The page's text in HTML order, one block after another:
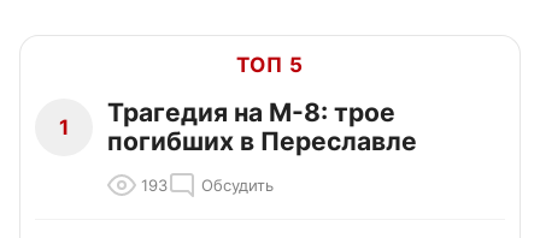
ТОП 5
1
Трагедия на М-8: трое
погибших в Переславле
193 Обсудить